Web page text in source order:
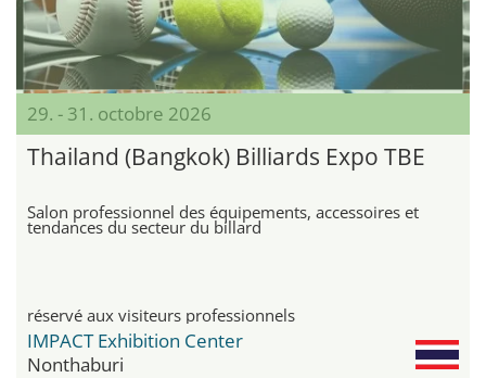
29. - 31. octobre 2026
Thailand (Bangkok) Billiards Expo TBE
Salon professionnel des équipements, accessoires et
tendances du secteur du billard
réservé aux visiteurs professionnels
IMPACT Exhibition Center
Nonthaburi